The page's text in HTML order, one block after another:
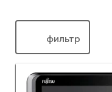
фильтр